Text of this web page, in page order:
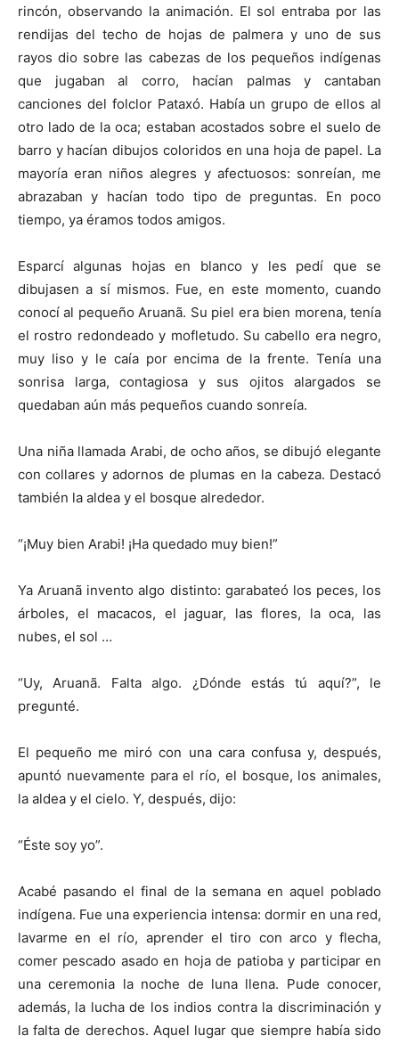
rincón, observando la animación. El sol entraba por las
rendijas del techo de hojas de palmera y uno de sus
rayos dio sobre las cabezas de los pequeños indígenas
que jugaban al corro, hacían palmas y cantaban
canciones del folclor Pataxó. Había un grupo de ellos al
otro lado de la oca; estaban acostados sobre el suelo de
barro y hacían dibujos coloridos en una hoja de papel. La
mayoría eran niños alegres y afectuosos: sonreían, me
abrazaban y hacían todo tipo de preguntas. En poco
tiempo, ya éramos todos amigos.
Esparcí algunas hojas en blanco y les pedí que se
dibujasen a sí mismos. Fue, en este momento, cuando
conocí al pequeño Aruanã. Su piel era bien morena, tenía
el rostro redondeado y mofletudo. Su cabello era negro,
muy liso y le caía por encima de la frente. Tenía una
sonrisa larga, contagiosa y sus ojitos alargados se
quedaban aún más pequeños cuando sonreía.
Una niña llamada Arabi, de ocho años, se dibujó elegante
con collares y adornos de plumas en la cabeza. Destacó
también la aldea y el bosque alrededor.
“¡Muy bien Arabi! ¡Ha quedado muy bien!”
Ya Aruanã invento algo distinto: garabateó los peces, los
árboles, el macacos, el jaguar, las flores, la oca, las
nubes, el sol …
“Uy, Aruanã. Falta algo. ¿Dónde estás tú aquí?”, le
pregunté.
El pequeño me miró con una cara confusa y, después,
apuntó nuevamente para el río, el bosque, los animales,
la aldea y el cielo. Y, después, dijo:
“Éste soy yo”.
Acabé pasando el final de la semana en aquel poblado
indígena. Fue una experiencia intensa: dormir en una red,
lavarme en el río, aprender el tiro con arco y flecha,
comer pescado asado en hoja de patioba y participar en
una ceremonia la noche de luna llena. Pude conocer,
además, la lucha de los indios contra la discriminación y
la falta de derechos. Aquel lugar que siempre había sido